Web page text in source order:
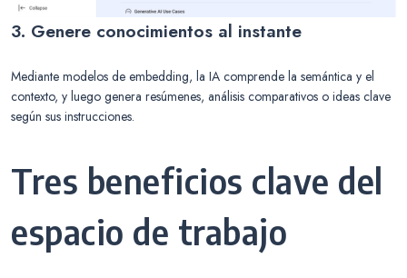
3. Genere conocimientos al instante
Mediante modelos de embedding, la IA comprende la semántica y el
contexto, y luego genera resúmenes, análisis comparativos o ideas clave
según sus instrucciones.
Tres beneficios clave del
espacio de trabajo